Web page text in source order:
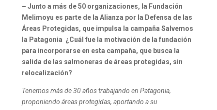
– Junto a más de 50 organizaciones, la Fundación
Melimoyu es parte de la Alianza por la Defensa de las
Áreas Protegidas, que impulsa la campaña Salvemos
la Patagonia ¿Cuál fue la motivación de la fundación
para incorporarse en esta campaña, que busca la
salida de las salmoneras de áreas protegidas, sin
relocalización?
Tenemos más de 30 años trabajando en Patagonia,
proponiendo áreas protegidas, aportando a su